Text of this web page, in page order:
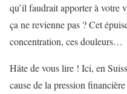
qu’il faudrait apporter à votre
ça ne revienne pas ? Cet
concentration, ces douleurs…
Hâte de vous lire ! Ici, en
cause de la pression